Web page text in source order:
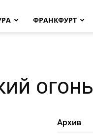
ФРАНКФУРТ
огонь
Архив